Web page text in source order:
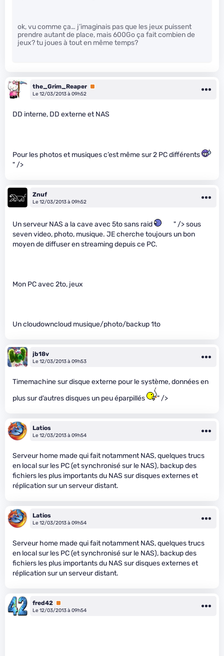
ok, vu comme ça… j’imaginais pas que les jeux puissent
prendre autant de place, mais 600Go ça fait combien de
jeux? tu joues à tout en même temps?
the_Grim_Reaper Premium
Le 12/03/2013 à 09h52
DD interne, DD externe et NAS
Pour les photos et musiques c’est même sur 2 PC différents
" />
Znuf
Le 12/03/2013 à 09h52
Un serveur NAS a la cave avec 5to sans raid
" /> sous
seven video, photo, musique. JE cherche toujours un bon
moyen de diffuser en streaming depuis ce PC.
Mon PC avec 2to, jeux
Un cloudowncloud musique/photo/backup 1to
jb18v
Le 12/03/2013 à 09h53
Timemachine sur disque externe pour le système, données en
plus sur d’autres disques un peu éparpillés
" />
Latios
Le 12/03/2013 à 09h54
Serveur home made qui fait notamment NAS, quelques trucs
en local sur les PC (et synchronisé sur le NAS), backup des
fichiers les plus importants du NAS sur disques externes et
réplication sur un serveur distant.
Latios
Le 12/03/2013 à 09h54
Serveur home made qui fait notamment NAS, quelques trucs
en local sur les PC (et synchronisé sur le NAS), backup des
fichiers les plus importants du NAS sur disques externes et
réplication sur un serveur distant.
fred42 Premium
Le 12/03/2013 à 09h54